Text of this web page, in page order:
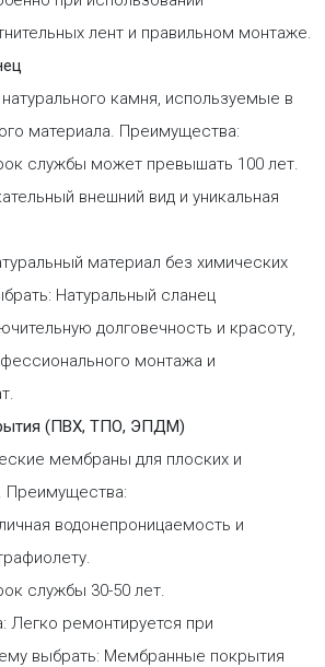
лент и правильном монтаже.
камня, используемые в
материала. Преимущества:
службы может превышать 100 лет.
внешний вид и уникальная
материал без химических
Натуральный сланец
долговечность и красоту,
монтажа и
(ПВХ, ТПО, ЭПДМ)
мембраны для плоских и
Преимущества:
водонепроницаемость и
службы 30-50 лет.
Легко ремонтируется при
выбрать: Мембранные покрытия